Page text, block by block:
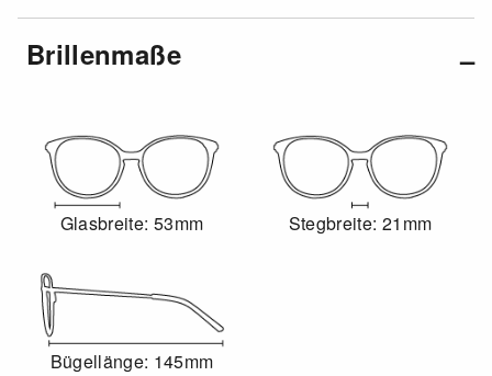
Brillenmaße
Glasbreite: 53mm Stegbreite: 21mm
Bügellänge: 145mm